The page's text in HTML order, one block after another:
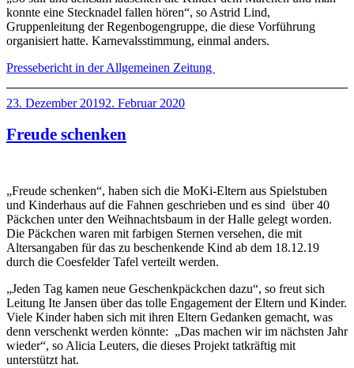
konnte eine Stecknadel fallen hören“, so Astrid Lind,
Gruppenleitung der Regenbogengruppe, die diese Vorführung
organisiert hatte. Karnevalsstimmung, einmal anders.
Pressebericht in der Allgemeinen Zeitung
Veröffentlicht
23. Dezember 20192. Februar 2020
Freude schenken
„Freude schenken“, haben sich die MoKi-Eltern aus Spielstuben
und Kinderhaus auf die Fahnen geschrieben und es sind über 40
Päckchen unter den Weihnachtsbaum in der Halle gelegt worden.
Die Päckchen waren mit farbigen Sternen versehen, die mit
Altersangaben für das zu beschenkende Kind ab dem 18.12.19
durch die Coesfelder Tafel verteilt werden.
„Jeden Tag kamen neue Geschenkpäckchen dazu“, so freut sich
Leitung Ite Jansen über das tolle Engagement der Eltern und Kinder.
Viele Kinder haben sich mit ihren Eltern Gedanken gemacht, was
denn verschenkt werden könnte: „Das machen wir im nächsten Jahr
wieder“, so Alicia Leuters, die dieses Projekt tatkräftig mit
unterstützt hat.